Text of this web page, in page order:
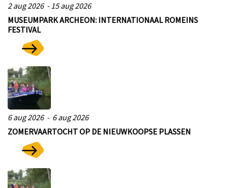
2 aug 2026 - 15 aug 2026
MUSEUMPARK ARCHEON: INTERNATIONAAL ROMEINS
FESTIVAL
6 aug 2026 - 6 aug 2026
ZOMERVAARTOCHT OP DE NIEUWKOOPSE PLASSEN